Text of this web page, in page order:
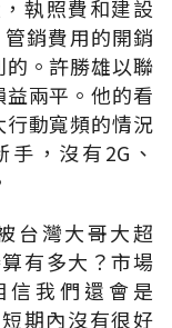
執照費和建設
銷費用的開銷
。許勝雄以聯
兩平。他的看
動寬頻的情況
，沒有2G、
台灣大哥大超
有多大？市場
我們還會是
期內沒有很好